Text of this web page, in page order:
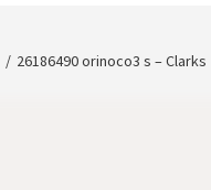
/ 26186490 orinoco3 s – Clarks